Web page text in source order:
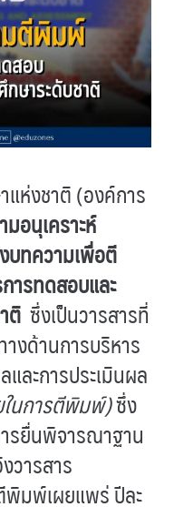
ห่งชาติ (องค์การ
อนุเคราะห์
บทความเพื่อตี
ารทดสอบและ
ติ ซึ่งเป็นวารสารที่
งด้านการบริหาร
ละการประเมินผล
ในการตีพิมพ์)ซึ่ง
รยื่นพิจารณาฐาน
วารสาร
พิมพ์เผยแพร่ ปีละ